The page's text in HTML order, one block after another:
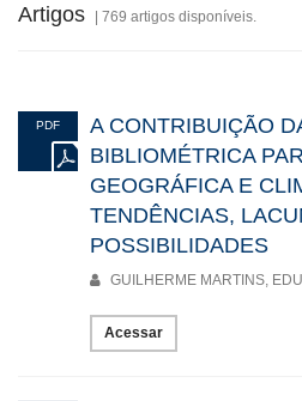
Artigos | 769 artigos disponíveis.
PDF
A CONTRIBUIÇÃO
BIBLIOMÉTRICA
GEOGRÁFICA E
TENDÊNCIAS,
POSSIBILIDADES
GUILHERME MARTINS,
Acessar